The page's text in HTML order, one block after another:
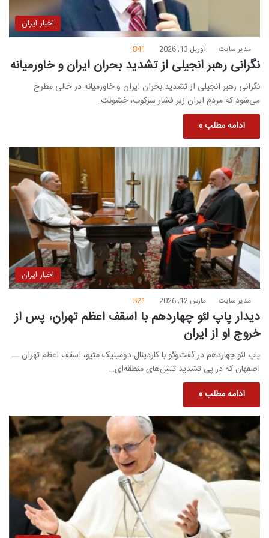
اخبار ایران
مدیر سایت آوریل 13, 2026 841
نگرانی رهبر انجیلی از تشدید بحران ایران و خاورمیانه
نگرانی رهبر انجیلی از تشدید بحران ایران و خاورمیانه در حالی مطرح
می‌شود که مردم ایران زیر فشار سرکوب، خشونت…
ادامه مطلب »
اخبار ایران
مدیر سایت مارس 12, 2026 521
دیدار پاپ لئو چهاردهم با اسقف اعظم تهران، پس از
خروج او از ایران
پاپ لئو چهاردهم در گفت‌وگو با کاردینال دومینیک متیو، اسقف اعظم تهران ــ
اصفهان که در پی تشدید تنش‌های منطقه‌ای…
ادامه مطلب »